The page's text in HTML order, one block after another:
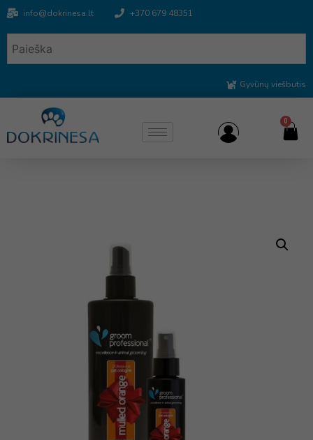
info@dokrinesa.lt +370 679 48351
Gyvūnų viešbutis
0